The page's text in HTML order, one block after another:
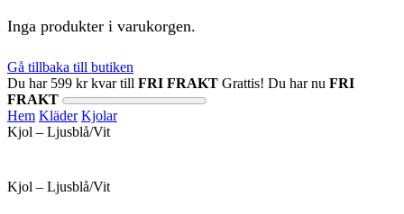
Inga produkter i varukorgen.
Gå tillbaka till butiken
Du har 599 krkvar till FRI FRAKT Grattis! Du har nu FRI
FRAKT
Hem Kläder Kjolar
Kjol – Ljusblå/Vit
Kjol – Ljusblå/Vit